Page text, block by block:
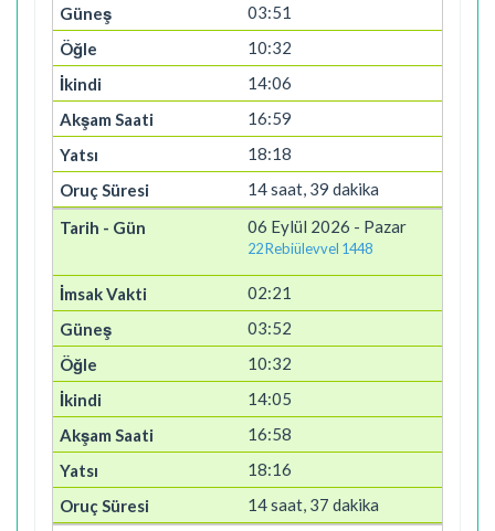
03:51
10:32
14:06
16:59
18:18
14 saat, 39 dakika
06 Eylül 2026 - Pazar
22 Rebiülevvel 1448
02:21
03:52
10:32
14:05
16:58
18:16
14 saat, 37 dakika